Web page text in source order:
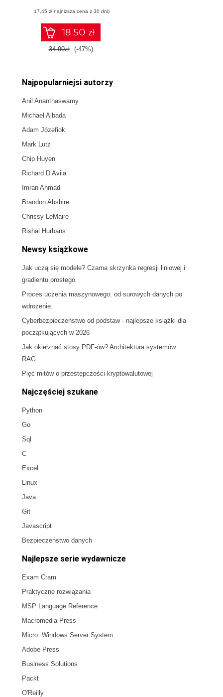
(17,45 zł najniższa cena z 30 dni)
18.50 zł
34.90zł (-47%)
Najpopularniejsi autorzy
Anil Ananthaswamy
Michael Albada
Adam Józefiok
Mark Lutz
Chip Huyen
Richard D Avila
Imran Ahmad
Brandon Abshire
Chrissy LeMaire
Rishal Hurbans
Newsy książkowe
Jak uczą się modele? Czarna skrzynka regresji liniowej i
gradientu prostego
Proces uczenia maszynowego: od surowych danych po
wdrożenie.
Cyberbezpieczeństwo od podstaw - najlepsze książki dla
początkujących w 2026
Jak okiełznać stosy PDF-ów? Architektura systemów
RAG
Pięć mitów o przestępczości kryptowalutowej
Najczęściej szukane
Python
Go
Sql
C
Excel
Linux
Java
Git
Javascript
Bezpieczeństwo danych
Najlepsze serie wydawnicze
Exam Cram
Praktyczne rozwiązania
MSP Language Reference
Macromedia Press
Micro. Windows Server System
Adobe Press
Business Solutions
Packt
O'Reilly